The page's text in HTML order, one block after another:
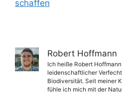
schaffen
Robert Hoffmann
Ich heiße Robert
leidenschaftlicher
Biodiversität. Seit meiner
fühle ich mich mit der